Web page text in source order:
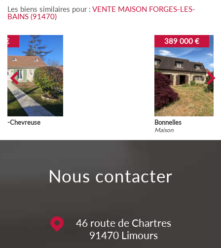
Les biens similaires pour : VENTE MAISON FORGES-LES-
BAINS (91470)
nous contacter
46 route de Chartres
91470 Limours